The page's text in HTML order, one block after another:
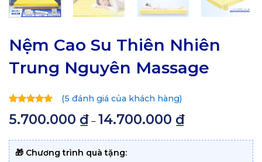
Nệm Cao Su Thiên Nhiên
Trung Nguyên Massage
5 dựa trên
(5 đánh giá của khách hàng)
5.700.000 ₫ – 14.700.000 ₫Khoảng
5.700.000 ₫
🎁 Chương trình quà tặng: